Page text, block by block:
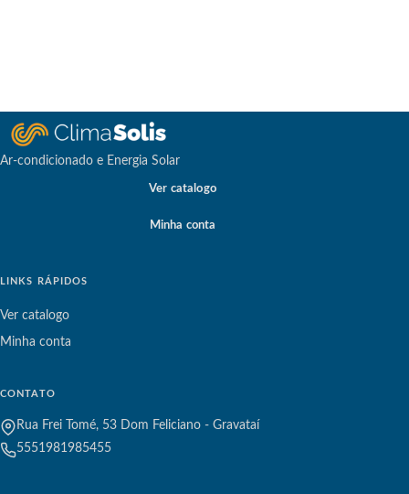
Ar-condicionado e Energia Solar
Ver catalogo
Minha conta
LINKS RÁPIDOS
Ver catalogo
Minha conta
CONTATO
Rua Frei Tomé, 53 Dom Feliciano - Gravataí
5551981985455